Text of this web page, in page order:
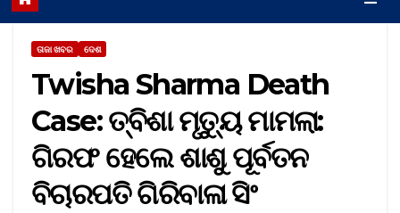
ତାଜା ଖବର ଦେଶ
Twisha Sharma Death
Case: ତ୍ବିଶା ମୃତ୍ୟୁ ମାମଲା:
ଗିରଫ ହେଲେ ଶାଶୁ ପୂର୍ବତନ
ବିଚାରପତି ଗିରିବାଳା ସିଂ